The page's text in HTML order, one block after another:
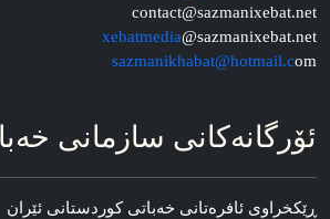
contact@sazmanixebat.net
xebatmedia@sazmanixebat.net
sazmanikhabat@hotmail.com
ئۆرگانه‌کانی سازمانی
ڕێکخراوی ئافره‌تانی خه‌باتی کوردستانی ئێران